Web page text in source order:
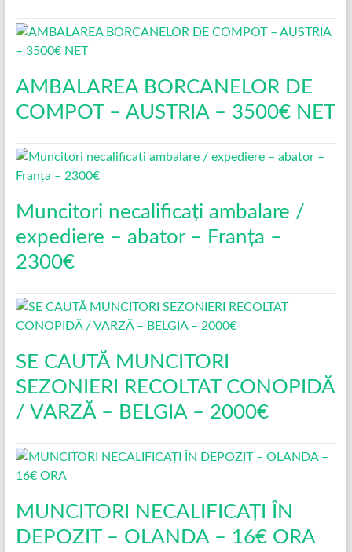
AMBALAREA BORCANELOR DE
COMPOT – AUSTRIA – 3500€ NET
Muncitori necalificați ambalare /
expediere – abator – Franța –
2300€
SE CAUTĂ MUNCITORI
SEZONIERI RECOLTAT CONOPIDĂ
/ VARZĂ – BELGIA – 2000€
MUNCITORI NECALIFICAȚI ÎN
DEPOZIT – OLANDA – 16€ ORA